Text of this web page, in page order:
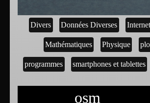
Divers Données Diverses Internet
Mathématiques Physique
programmes smartphones et tablettes
osm